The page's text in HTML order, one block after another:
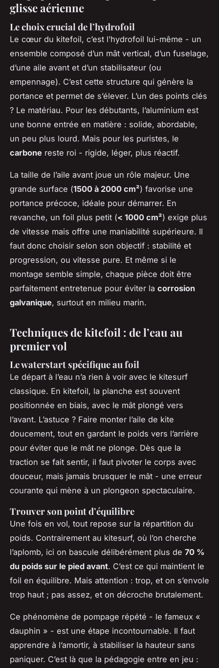
glisse aérienne
Le choix crucial de l’hydrofoil
Le cœur du kitefoil, c’est l’hydrofoil lui-même - un
ensemble composé d’un mât vertical, d’un fuselage,
d’une aile avant et d’un stabilisateur (ou
empennage). C’est cette structure qui génère la
portance et permet de s’élever. L’un des points clés
? Le matériau. Pour les débutants, l’aluminium est
une bonne entrée en matière : solide, abordable,
un peu plus lourd. Mais pour les puristes, le
carbone reste roi - rigide, léger, plus réactif.
La taille de l’aile avant joue un rôle majeur. Une
grande surface (1500 à 2000 cm²) favorise une
portance précoce, idéale pour démarrer. En
revanche, un foil plus petit (< 1000 cm²) exige plus
de vitesse mais offre une maniabilité supérieure. Il
faut donc choisir selon son objectif : stabilité et
progression, ou vitesse pure. Et même si le
montage semble simple, chaque pièce doit être
parfaitement entretenue pour éviter la corrosion
galvanique, surtout en milieu marin.
Techniques de kitefoil : de l’eau au
premier vol
Le waterstart spécifique au foil
Le départ à l’eau n’a rien à voir avec le kitesurf
classique. En kitefoil, la planche est souvent
positionnée en biais, avec le mât plongé vers
l’avant. L’astuce ? Faire monter l’aile de kite
doucement, tout en gardant le poids vers l’arrière
pour éviter que le mât ne plonge. Dès que la
traction se fait sentir, il faut pivoter le corps avec
douceur, mais jamais brusquer le mât - une erreur
courante qui mène à un plongeon spectaculaire.
Trouver son point d’équilibre
Une fois en vol, tout repose sur la répartition du
poids. Contrairement au kitesurf, où l’on cherche
l’aplomb, ici on bascule délibérément plus de 70 %
du poids sur le pied avant. C’est ce qui maintient le
foil en équilibre. Mais attention : trop, et on s’envole
trop haut ; pas assez, et on décroche brutalement.
Ce phénomène de pompage répété - le fameux «
dauphin » - est une étape incontournable. Il faut
apprendre à l’amortir, à stabiliser la hauteur sans
paniquer. C’est là que la pédagogie entre en jeu :